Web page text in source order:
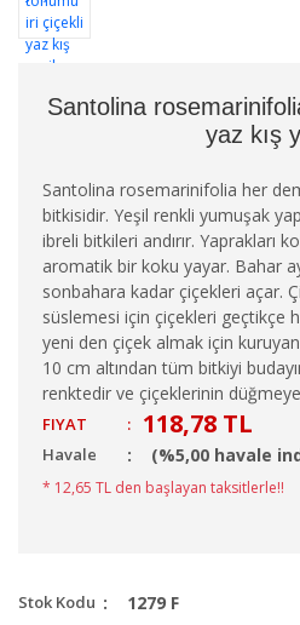
Santolina
yaz kış
Santolina rosemarinifolia her
bitkisidir. Yeşil renkli yumuşak
ibreli bitkileri andırır. Yaprakları
aromatik bir koku yayar. Bahar
sonbahara kadar çiçekleri açar.
süslemesi için çiçekleri geçtikçe
yeni den çiçek almak için kuruyan
10 cm altından tüm bitkiyi
renktedir ve çiçeklerinin
FIYAT : 118,78 TL
Havale (%5,00 havale
* 12,65 TL den başlayan taksitlerle!!
Stok Kodu 1279 F